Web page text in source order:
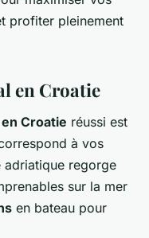
profiter pleinement
en Croatie
Croatie réussi est
à vos
adriatique regorge
sur la mer
en bateau pour